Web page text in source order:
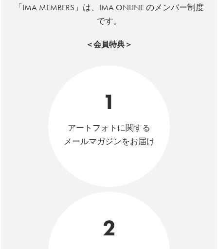
「IMA MEMBERS」は、IMA ONLINE のメンバー制度
です。
＜会員特典＞
1
アートフォトに関する
メールマガジンをお届け
2